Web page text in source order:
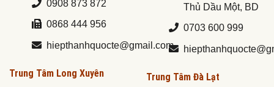
0908 873 872
0868 444 956
hiepthanhquocte@gmail.com
Trung Tâm Long Xuyên
Thủ Dầu Một, BD
0703 600 999
Trung Tâm Đà Lạt